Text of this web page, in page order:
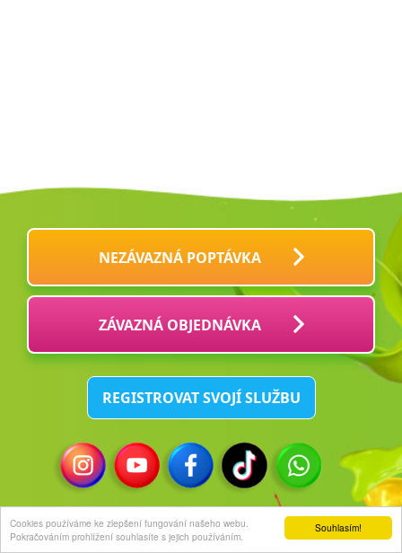
Souhlasím!
Cookies používáme ke zlepšení fungování našeho webu.
Pokračováním prohlížení souhlasíte s jejich používáním.
NEZÁVAZNÁ POPTÁVKA
ZÁVAZNÁ OBJEDNÁVKA
REGISTROVAT SVOJÍ SLUŽBU
© 2021 PÁRTY KLOKOČKA s.r.o.